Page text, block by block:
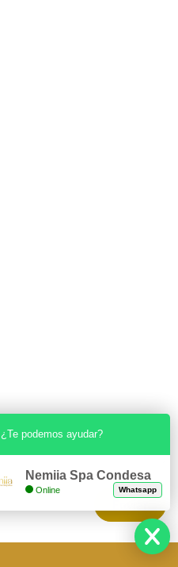
¿Te podemos ayudar?
Nemiia Spa Condesa
Online Whatsapp